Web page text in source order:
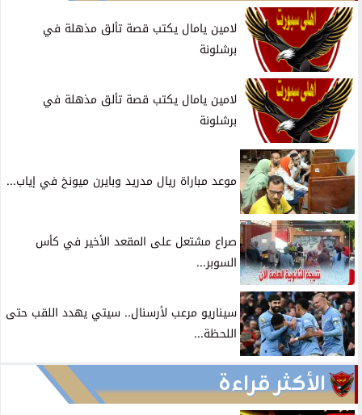
لامين يامال يكتب قصة تألق مذهلة في
برشلونة
لامين يامال يكتب قصة تألق مذهلة في
برشلونة
موعد مباراة ريال مدريد وبايرن ميونخ في إياب...
صراع مشتعل على المقعد الأخير في كأس
السوبر...
سيناريو مرعب لأرسنال.. سيتي يهدد اللقب حتى
اللحظة...
الأكثر قراءة